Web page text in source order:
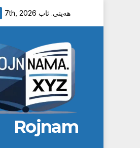
هەینی. ئاب 7th, 2026
Rojnam